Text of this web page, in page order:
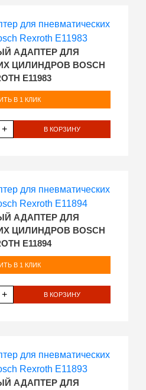
АДАПТЕР ДЛЯ
ЦИЛИНДРОВ BOSCH
E11983
В 1 КЛИК
+ В КОРЗИНУ
АДАПТЕР ДЛЯ
ЦИЛИНДРОВ BOSCH
E11894
В 1 КЛИК
+ В КОРЗИНУ
АДАПТЕР ДЛЯ